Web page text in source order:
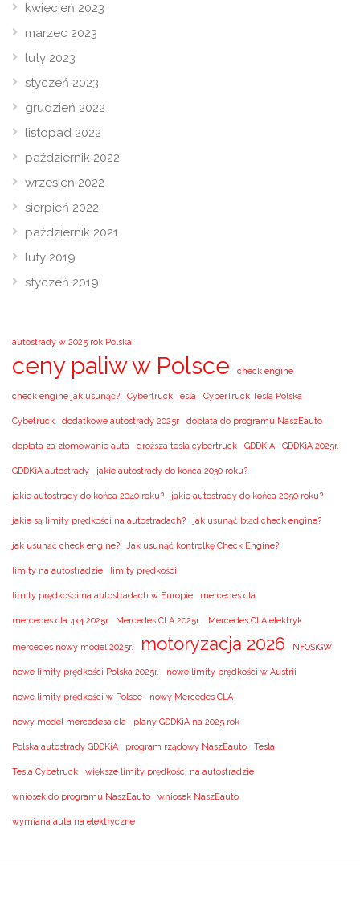
kwiecień 2023
marzec 2023
luty 2023
styczeń 2023
grudzień 2022
listopad 2022
październik 2022
wrzesień 2022
sierpień 2022
październik 2021
luty 2019
styczeń 2019
autostrady w 2025 rok Polska
ceny paliw w Polsce check engine
check engine jak usunąć? Cybertruck Tesla CyberTruck Tesla Polska
Cybetruck dodatkowe autostrady 2025r dopłata do programu NaszEauto
dopłata za złomowanie auta droższa tesla cybertruck GDDKiA GDDKiA 2025r.
GDDKiA autostrady jakie autostrady do końca 2030 roku?
jakie autostrady do końca 2040 roku? jakie autostrady do końca 2050 roku?
jakie są limity prędkości na autostradach? jak usunąć błąd check engine?
jak usunąć check engine? Jak usunąć kontrolkę Check Engine?
limity na autostradzie limity prędkości
limity prędkości na autostradach w Europie mercedes cla
mercedes cla 4x4 2025r Mercedes CLA 2025r. Mercedes CLA elektryk
mercedes nowy model 2025r. motoryzacja 2026 NFOŚiGW
nowe limity prędkości Polska 2025r. nowe limity prędkości w Austrii
nowe limity prędkości w Polsce nowy Mercedes CLA
nowy model mercedesa cla plany GDDKiA na 2025 rok
Polska autostrady GDDKiA program rządowy NaszEauto Tesla
Tesla Cybetruck większe limity prędkości na autostradzie
wniosek do programu NaszEauto wniosek NaszEauto
wymiana auta na elektryczne